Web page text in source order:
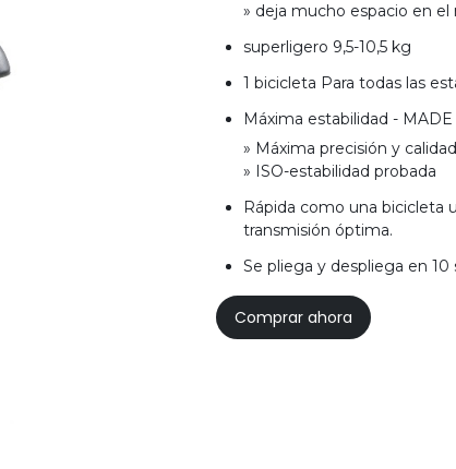
» deja mucho espacio en el
superligero 9,5-10,5 kg
1 bicicleta Para todas las
Máxima estabilidad -
» Máxima precisión y
» ISO-estabilidad probada
Rápida como una bicicleta
transmisión óptima.
Se pliega y despliega en 10
Comprar ahora